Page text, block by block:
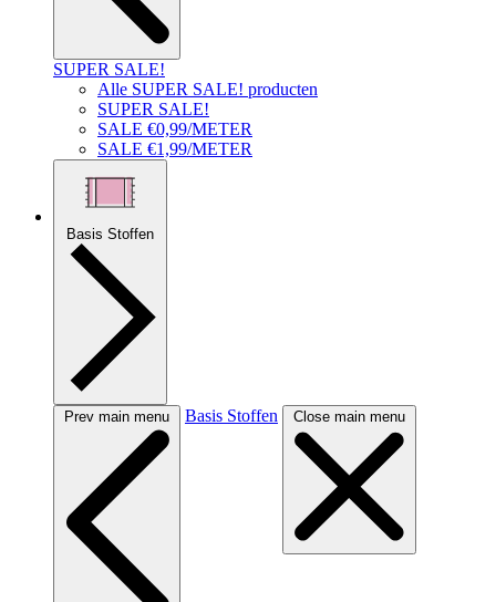
SUPER SALE!
Alle SUPER SALE! producten
SUPER SALE!
SALE €0,99/METER
SALE €1,99/METER
Basis Stoffen
Prev main menu Basis Stoffen Close main menu